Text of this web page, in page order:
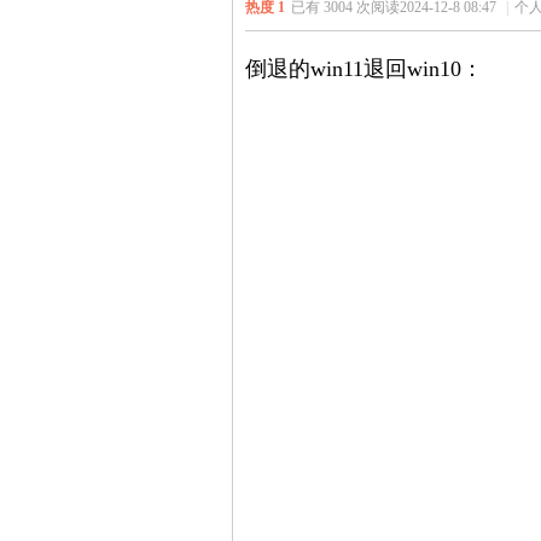
热度 1 已有 3004 次阅读2024-12-8 08:47 个
倒退的win11退回win10：